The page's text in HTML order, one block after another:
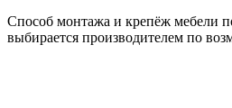
Способ монтажа и крепёж мебели
выбирается производителем по